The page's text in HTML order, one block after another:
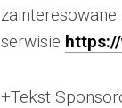
serwisie
+Tekst